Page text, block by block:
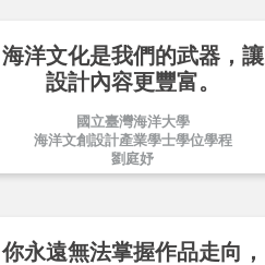
海洋文化是我們的武器，讓
設計內容更豐富。
國立臺灣海洋大學
海洋文創設計產業學士學位學程
劉庭妤
你永遠無法掌握作品走向，